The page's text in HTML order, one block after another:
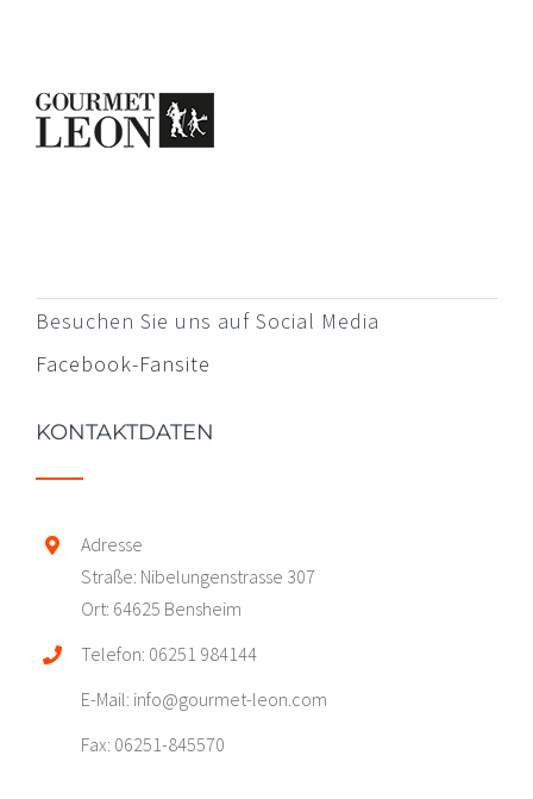
Besuchen Sie uns auf Social Media
Facebook-Fansite
KONTAKTDATEN
Adresse
Straße: Nibelungenstrasse 307
Ort: 64625 Bensheim
Telefon: 06251 984144
E-Mail: info@gourmet-leon.com
Fax: 06251-845570